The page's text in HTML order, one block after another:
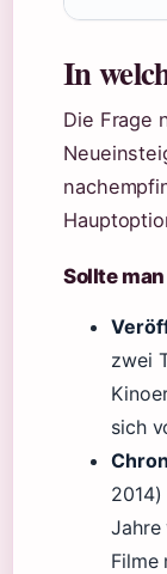
In
Die Frage
Sollte
zwei
sich
Jahre
Filme